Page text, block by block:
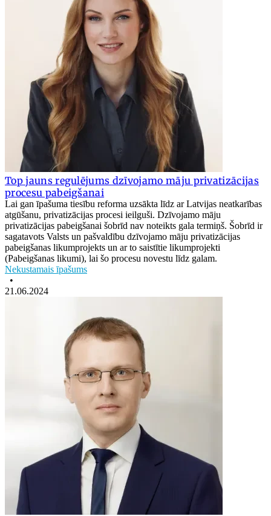
Top jauns regulējums dzīvojamo māju privatizācijas
procesu pabeigšanai
Lai gan īpašuma tiesību reforma uzsākta līdz ar Latvijas neatkarības
atgūšanu, privatizācijas procesi ieilguši. Dzīvojamo māju
privatizācijas pabeigšanai šobrīd nav noteikts gala termiņš. Šobrīd ir
sagatavots Valsts un pašvaldību dzīvojamo māju privatizācijas
pabeigšanas likumprojekts un ar to saistītie likumprojekti
(Pabeigšanas likumi), lai šo procesu novestu līdz galam.
Nekustamais īpašums
•
21.06.2024